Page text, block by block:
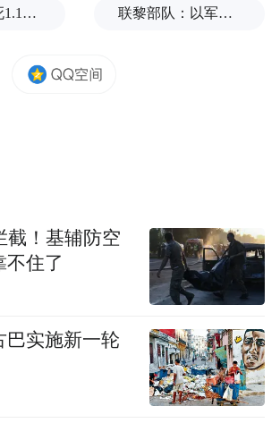
德国高温致死1.19万人，为2016年来最高纪录 联黎部队：以军单日向黎发射113枚炮弹
截！基辅防空
不住了
巴实施新一轮